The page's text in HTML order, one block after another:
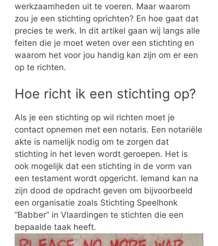
werkzaamheden uit te voeren. Maar waarom
zou je een stichting oprichten? En hoe gaat dat
precies te werk. In dit artikel gaan wij langs alle
feiten die je moet weten over een stichting en
waarom het voor jou handig kan zijn om er een
op te richten.
Hoe richt ik een stichting op?
Als je een stichting op wil richten moet je
contact opnemen met een notaris. Een notariële
akte is namelijk nodig om te zorgen dat
stichting in het leven wordt geroepen. Het is
ook mogelijk dat een stichting in de vorm van
een testament wordt opgericht. Iemand kan na
zijn dood de opdracht geven om bijvoorbeeld
een organisatie zoals Stichting Speelhonk
“Babber” in Vlaardingen te stichten die een
bepaalde taak heeft.